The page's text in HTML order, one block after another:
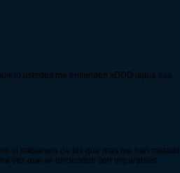
ustedes me entienden xDDD jajaja esa
si hablamos de los que mas me han matado
vez que se encienden son imparables.